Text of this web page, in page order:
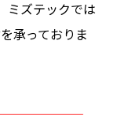
ミズテックでは
承っておりま